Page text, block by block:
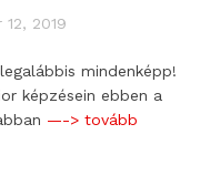
2019
mindenképp!
képzésein ebben a
—-> tovább